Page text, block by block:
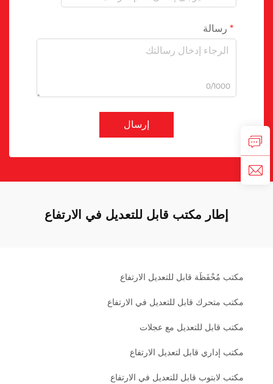
رسالة
0/1000
إرسال
إطار مكتب قابل للتعديل في الارتفاع
مكتب مُحْفَظَة قابل للتعديل الارتفاع
مكتب متحرك قابل للتعديل في الارتفاع
مكتب قابل للتعديل مع عجلات
مكتب إداري قابل لتعديل الارتفاع
مكتب لابتوب قابل للتعديل في الارتفاع